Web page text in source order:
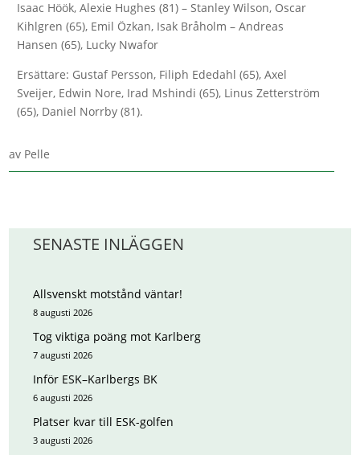
Isaac Höök, Alexie Hughes (81) – Stanley Wilson, Oscar
Kihlgren (65), Emil Özkan, Isak Bråholm – Andreas
Hansen (65), Lucky Nwafor
Ersättare: Gustaf Persson, Filiph Ededahl (65), Axel
Sveijer, Edwin Nore, Irad Mshindi (65), Linus Zetterström
(65), Daniel Norrby (81).
av Pelle
SENASTE INLÄGGEN
Allsvenskt motstånd väntar!
8 augusti 2026
Tog viktiga poäng mot Karlberg
7 augusti 2026
Inför ESK–Karlbergs BK
6 augusti 2026
Platser kvar till ESK-golfen
3 augusti 2026